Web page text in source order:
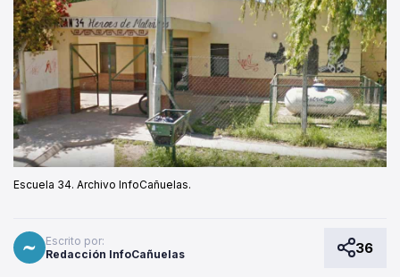
Escuela 34. Archivo InfoCañuelas.
Escrito por:
Redacción InfoCañuelas
36